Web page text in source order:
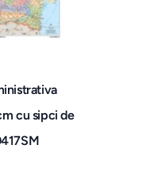
cu sipci de